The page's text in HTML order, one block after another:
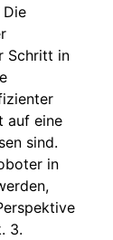
Schritt in
auf eine
sind.
in
3.